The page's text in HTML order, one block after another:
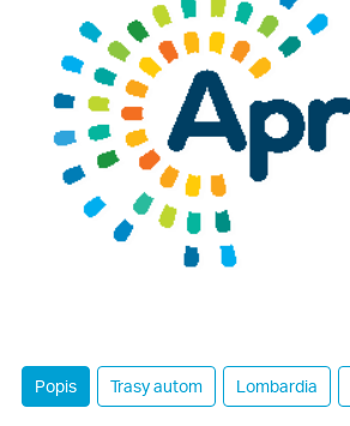
Popis Trasy autom Lombardia